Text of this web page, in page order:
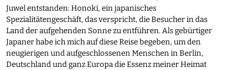
Juwel entstanden: Honoki, ein japanisches
Spezialitätengeschäft, das verspricht, die Besucher in das
Land der aufgehenden Sonne zu entführen. Als gebürtiger
Japaner habe ich mich auf diese Reise begeben, um den
neugierigen und aufgeschlossenen Menschen in Berlin,
Deutschland und ganz Europa die Essenz meiner Heimat